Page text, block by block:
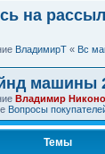
на
ВладимирТ « Вс
машины
Владимир
Вопросы
Темы